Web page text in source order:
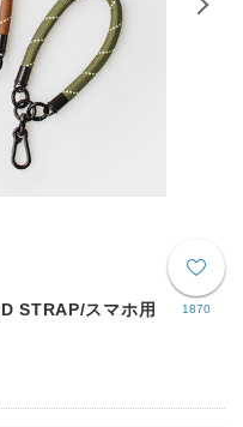
1870
STRAP/スマホ用